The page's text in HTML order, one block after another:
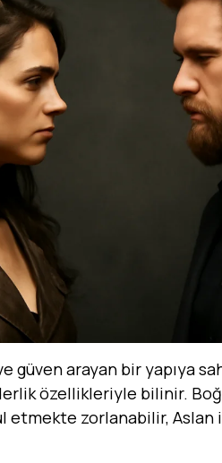
güven arayan bir yapıya
özellikleriyle bilinir.
etmekte zorlanabilir, Aslan